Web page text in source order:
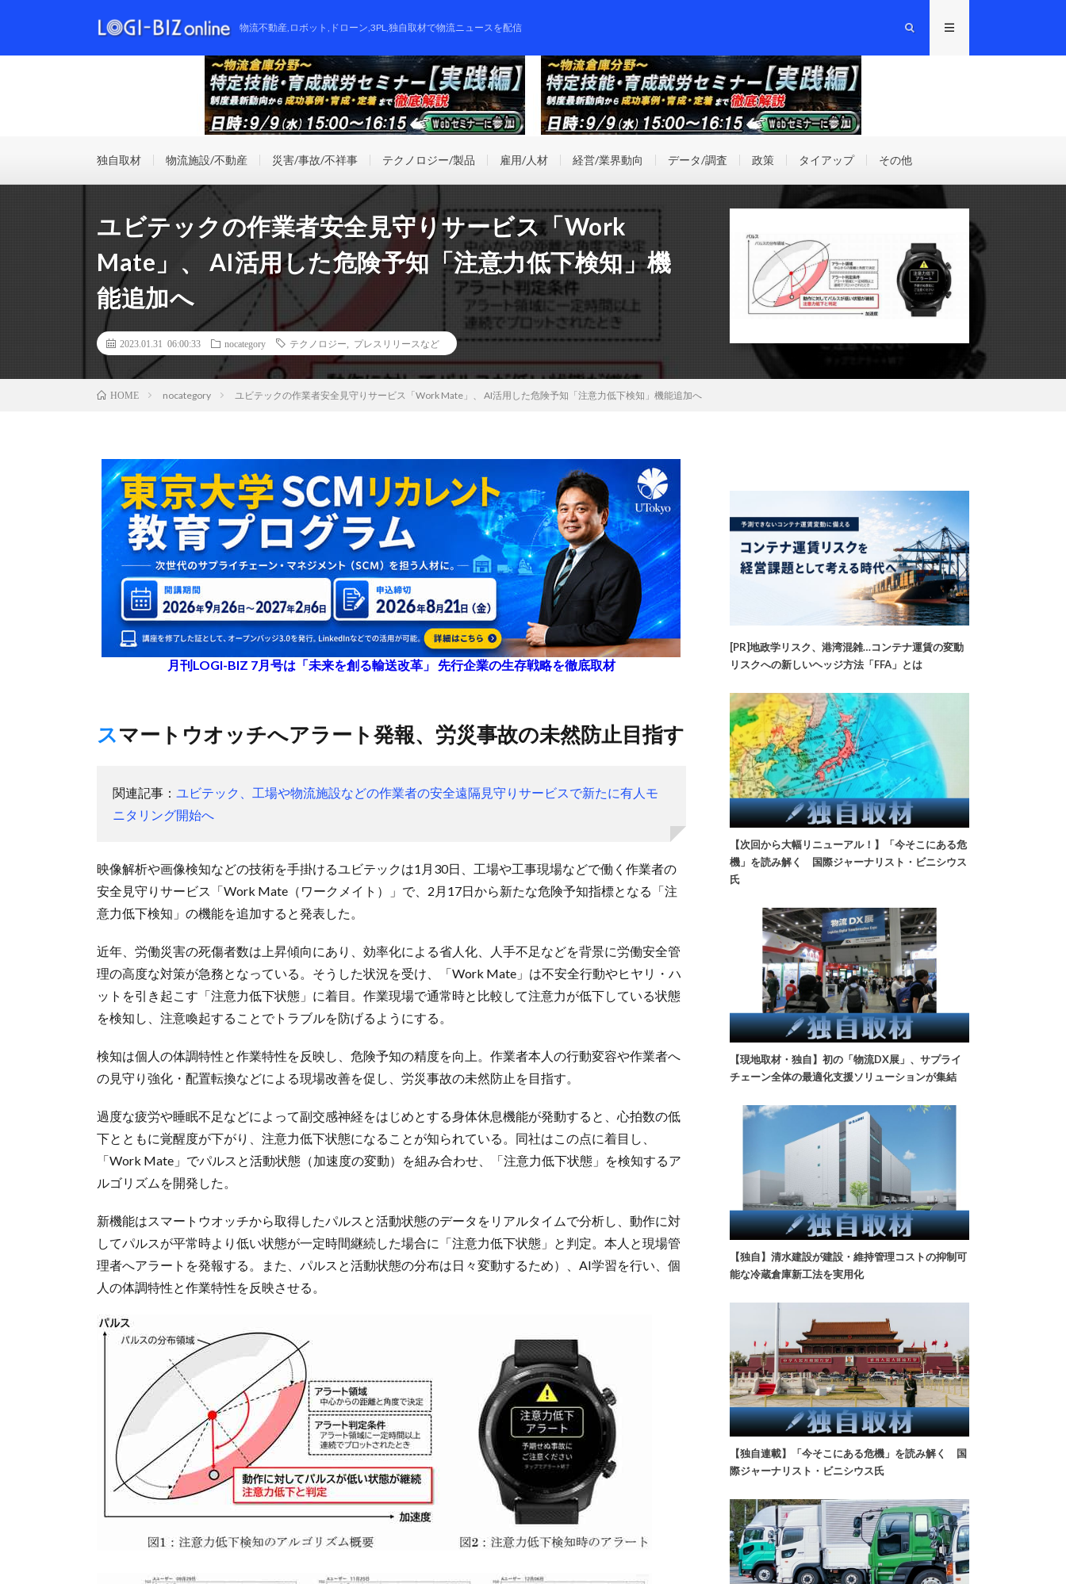
物流不動産,ロボット,ドローン,3PL,独自取材で物流ニュースを配信
独自取材 物流施設/不動産 災害/事故/不祥事 テクノロジー/製品 雇用/人材 経営/業界動向 データ/調査 政策 タイアップ その他
ユビテックの作業者安全見守りサービス「Work
Mate」、 AI活用した危険予知「注意力低下検知」機
能追加へ
2023.01.31 06:00:33 nocategory テクノロジー プレスリリースなど
HOME nocategory ユビテックの作業者安全見守りサービス「Work Mate」、 AI活用した危険予知「注意力低下検知」機能追加へ
月刊LOGI-BIZ 7月号は「未来を創る輸送改革」 先行企業の生存戦略を徹底取材
スマートウオッチへアラート発報、労災事故の未然防止目指す
関連記事： ユビテック、工場や物流施設などの作業者の安全遠隔見守りサービスで新たに有人モ
ニタリング開始へ
映像解析や画像検知などの技術を手掛けるユビテックは1月30日、工場や工事現場などで働く作業者の
安全見守りサービス「Work Mate（ワークメイト）」で、2月17日から新たな危険予知指標となる「注
意力低下検知」の機能を追加すると発表した。
近年、労働災害の死傷者数は上昇傾向にあり、効率化による省人化、人手不足などを背景に労働安全管
理の高度な対策が急務となっている。そうした状況を受け、「Work Mate」は不安全行動やヒヤリ・ハ
ットを引き起こす「注意力低下状態」に着目。作業現場で通常時と比較して注意力が低下している状態
を検知し、注意喚起することでトラブルを防げるようにする。
検知は個人の体調特性と作業特性を反映し、危険予知の精度を向上。作業者本人の行動変容や作業者へ
の見守り強化・配置転換などによる現場改善を促し、労災事故の未然防止を目指す。
過度な疲労や睡眠不足などによって副交感神経をはじめとする身体休息機能が発動すると、心拍数の低
下とともに覚醒度が下がり、注意力低下状態になることが知られている。同社はこの点に着目し、
「Work Mate」でパルスと活動状態（加速度の変動）を組み合わせ、「注意力低下状態」を検知するア
ルゴリズムを開発した。
新機能はスマートウオッチから取得したパルスと活動状態のデータをリアルタイムで分析し、動作に対
してパルスが平常時より低い状態が一定時間継続した場合に「注意力低下状態」と判定。本人と現場管
理者へアラートを発報する。また、パルスと活動状態の分布は日々変動するため）、AI学習を行い、個
人の体調特性と作業特性を反映させる。
[PR]地政学リスク、港湾混雑…コンテナ運賃の変動
リスクへの新しいヘッジ方法「FFA」とは
【次回から大幅リニューアル！】「今そこにある危
機」を読み解く 国際ジャーナリスト・ビニシウス
氏
【現地取材・独自】初の「物流DX展」、サプライ
チェーン全体の最適化支援ソリューションが集結
【独自】清水建設が建設・維持管理コストの抑制可
能な冷蔵倉庫新工法を実用化
【独自連載】「今そこにある危機」を読み解く 国
際ジャーナリスト・ビニシウス氏